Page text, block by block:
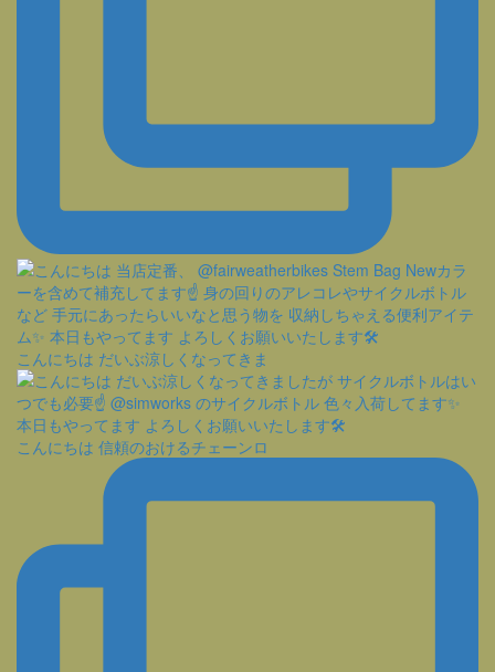
こんにちは だいぶ涼しくなってきま
こんにちは 信頼のおけるチェーンロ